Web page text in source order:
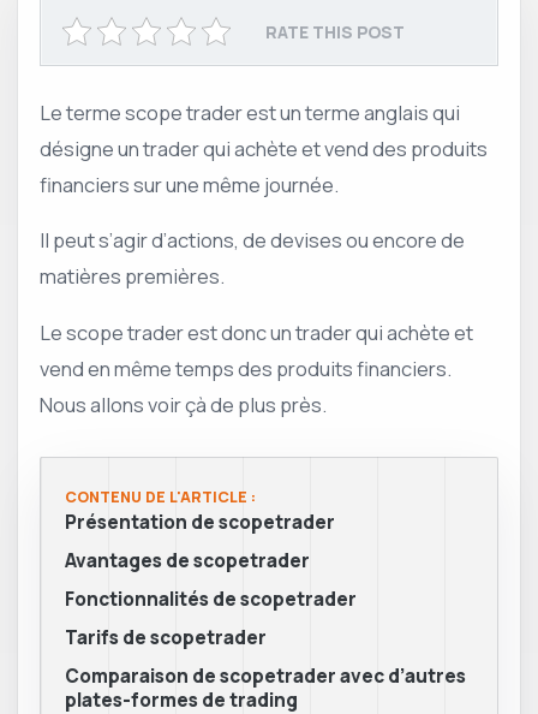
RATE THIS POST
Le terme scope trader est un terme anglais qui
désigne un trader qui achète et vend des produits
financiers sur une même journée.
Il peut s’agir d’actions, de devises ou encore de
matières premières.
Le scope trader est donc un trader qui achète et
vend en même temps des produits financiers.
Nous allons voir çà de plus près.
CONTENU DE L'ARTICLE :
Présentation de scopetrader
Avantages de scopetrader
Fonctionnalités de scopetrader
Tarifs de scopetrader
Comparaison de scopetrader avec d’autres
plates-formes de trading